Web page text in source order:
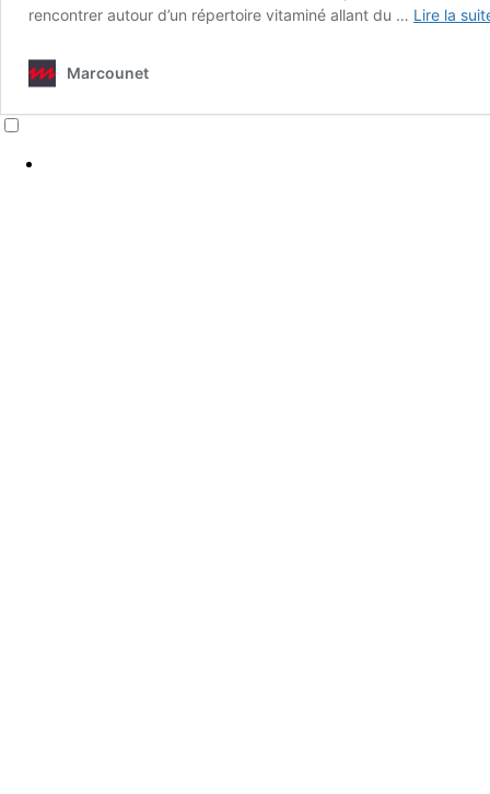
rencontrer autour d’un répertoire vitaminé allant du … Lire la
Marcounet